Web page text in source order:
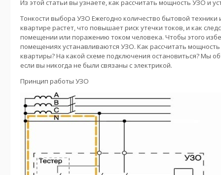
Из этой статьи вы узнаете, как рассчитать мощность УЗО и
Тонкости выбора УЗО Ежегодно количество бытовой техники
квартире растет, что повышает риск утечки токов, и как
помещении или поражению током человека. Чтобы этого
помещениях устанавливаются УЗО. Как рассчитать
квартиры? На какой схеме подключения остановиться? Мы
если вы никогда не были связаны с электрикой.
Принцип работы УЗО